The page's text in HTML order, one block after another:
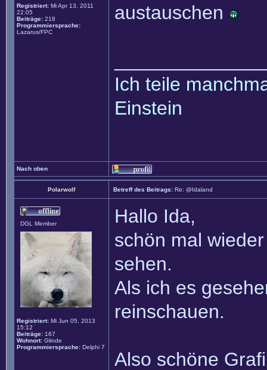
Registriert: Mi Apr 13, 2011
22:05
Beiträge: 218
Programmiersprache:
Lazarus/FPC
austauschen
Ich teile
Einstein
Nach oben
Polarwolf Betreff des Beitrags: Re: @Idaland
DGL Member
Registriert: Mi Jun 05, 2013
15:12
Beiträge: 167
Wohnort: Glinde
Programmiersprache: Delphi 7
Hallo Ida,
schön mal
sehen.
Als ich es
reinschauen.
Also schöne